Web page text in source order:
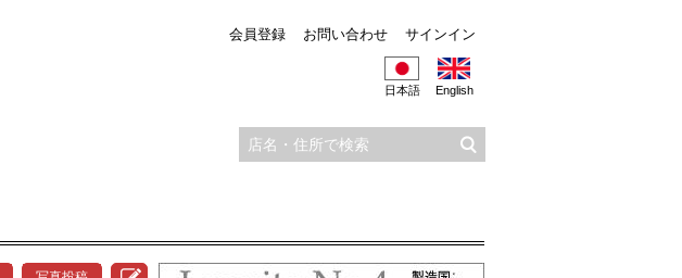
会員登録 お問い合わせ サインイン
日本語 English